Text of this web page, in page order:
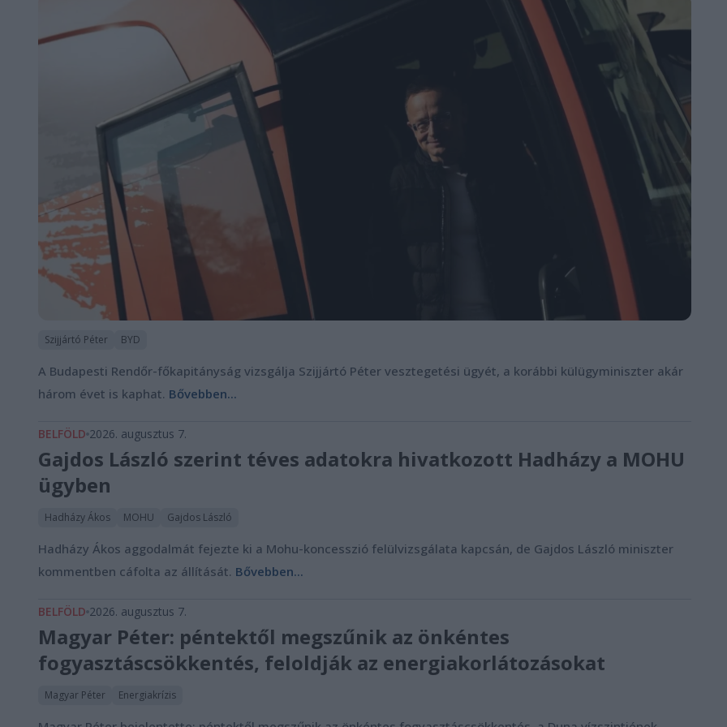
Szijjártó Péter BYD
A Budapesti Rendőr-főkapitányság vizsgálja Szijjártó Péter vesztegetési ügyét, a korábbi külügyminiszter akár
három évet is kaphat. Bővebben...
BELFÖLD 2026. augusztus 7.
Gajdos László szerint téves adatokra hivatkozott Hadházy a MOHU
ügyben
Hadházy Ákos MOHU Gajdos László
Hadházy Ákos aggodalmát fejezte ki a Mohu-koncesszió felülvizsgálata kapcsán, de Gajdos László miniszter
kommentben cáfolta az állítását. Bővebben...
BELFÖLD 2026. augusztus 7.
Magyar Péter: péntektől megszűnik az önkéntes
fogyasztáscsökkentés, feloldják az energiakorlátozásokat
Magyar Péter Energiakrízis